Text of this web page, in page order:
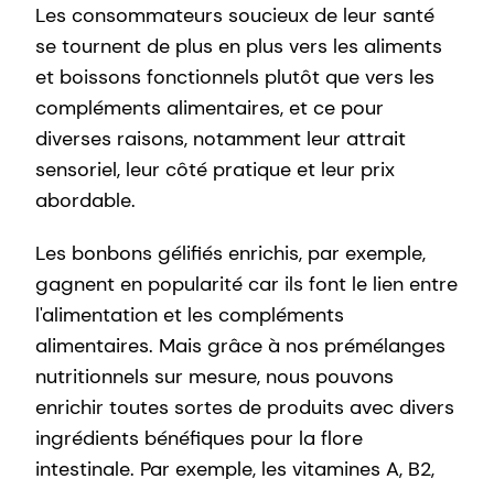
Les consommateurs soucieux de leur santé
se tournent de plus en plus vers les aliments
et boissons fonctionnels plutôt que vers les
compléments alimentaires, et ce pour
diverses raisons, notamment leur attrait
sensoriel, leur côté pratique et leur prix
abordable.
Les bonbons gélifiés enrichis, par exemple,
gagnent en popularité car ils font le lien entre
l'alimentation et les compléments
alimentaires. Mais grâce à nos prémélanges
nutritionnels sur mesure, nous pouvons
enrichir toutes sortes de produits avec divers
ingrédients bénéfiques pour la flore
intestinale. Par exemple, les vitamines A, B2,